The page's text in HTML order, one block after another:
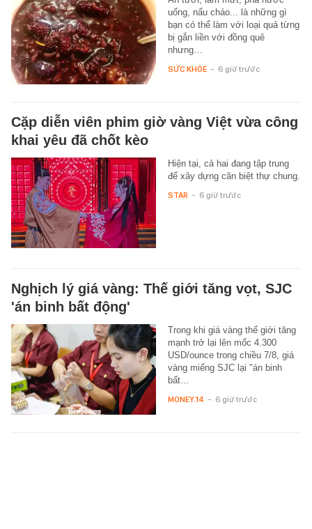
uống, nấu cháo... là những gì
bạn có thể làm với loại quả từng
bị gắn liền với đồng quê
nhưng…
SỨC KHỎE - 6 giờ trước
Cặp diễn viên phim giờ vàng Việt vừa công
khai yêu đã chốt kèo
Hiện tại, cả hai đang tập trung
để xây dựng căn biệt thự chung.
STAR - 6 giờ trước
Nghịch lý giá vàng: Thế giới tăng vọt, SJC
'án binh bất động'
Trong khi giá vàng thế giới tăng
mạnh trở lại lên mốc 4.300
USD/ounce trong chiều 7/8, giá
vàng miếng SJC lại "án binh
bất…
MONEY.14 - 6 giờ trước